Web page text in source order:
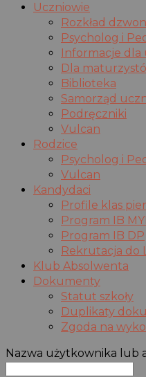
Uczniowie
Rozkład
Psycholog i
Informacje
Dla
Biblioteka
Samorząd
Podręczniki
Vulcan
Rodzice
Psycholog i
Vulcan
Kandydaci
Profile klas
Program IB
Program IB DP
Rekrutacja do
Klub Absolwenta
Dokumenty
Statut szkoły
Duplikaty
Zgoda na
Nazwa użytkownika lub